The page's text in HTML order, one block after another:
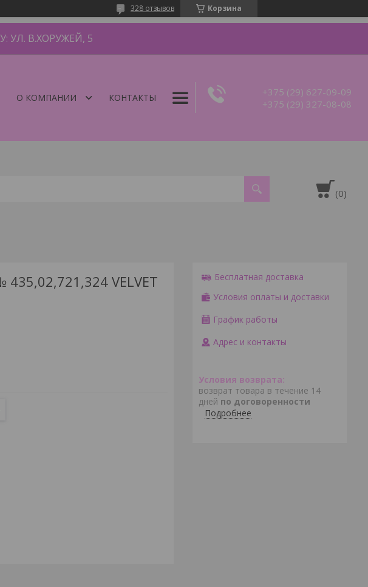
Корзина
328 отзывов
УЛ. В.ХОРУЖЕЙ, 5
О КОМПАНИИ КОНТАКТЫ
+375 (29) 627-09-09
+375 (29) 327-08-08
VELVET
Бесплатная доставка
Условия оплаты и доставки
График работы
Адрес и контакты
возврат товара в течение 14
дней по договоренности
Подробнее